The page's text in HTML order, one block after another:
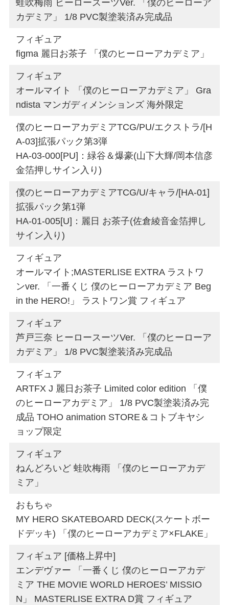
蛙吹梅雨 ヒーロースーツVer. 「僕のヒーローア
カデミア」 1/8 PVC製塗装済み完成品
フィギュア
figma 麗日お茶子 「僕のヒーローアカデミア」
フィギュア
オールマイト 「僕のヒーローアカデミア」 Gra
ndista マンガディメンションズ 海外限定
僕のヒーローアカデミアTCG/PU/エクストラ/[H
A-03]拡張パック第3弾
HA-03-000[PU]：緑谷＆爆豪(山下大輝/岡本信彦
金箔押しサイン入り)
僕のヒーローアカデミアTCG/U/キャラ/[HA-01]
拡張パック第1弾
HA-01-005[U]：麗日 お茶子(佐倉綾音金箔押し
サイン入り)
フィギュア
オールマイト;MASTERLISE EXTRA ラストワ
ンver. 「一番くじ 僕のヒーローアカデミア Beg
in the HERO!」 ラストワン賞 フィギュア
フィギュア
芦戸三奈 ヒーロースーツVer. 「僕のヒーローア
カデミア」 1/8 PVC製塗装済み完成品
フィギュア
ARTFX J 麗日お茶子 Limited color edition 「僕
のヒーローアカデミア」 1/8 PVC製塗装済み完
成品 TOHO animation STORE＆コトブキヤシ
ョップ限定
フィギュア
ねんどろいど 蛙吹梅雨 「僕のヒーローアカデ
ミア」
おもちゃ
MY HERO SKATEBOARD DECK(スケートボー
ドデッキ) 「僕のヒーローアカデミア×FLAKE」
フィギュア [価格上昇中]
エンデヴァー 「一番くじ 僕のヒーローアカデ
ミア THE MOVIE WORLD HEROES’ MISSIO
N」 MASTERLISE EXTRA D賞 フィギュア